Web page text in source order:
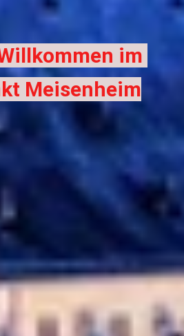
im
Meisenheim